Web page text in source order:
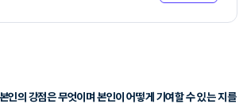
인의 강점은 무엇이며 본인이 어떻게 기여할 수 있는 지를